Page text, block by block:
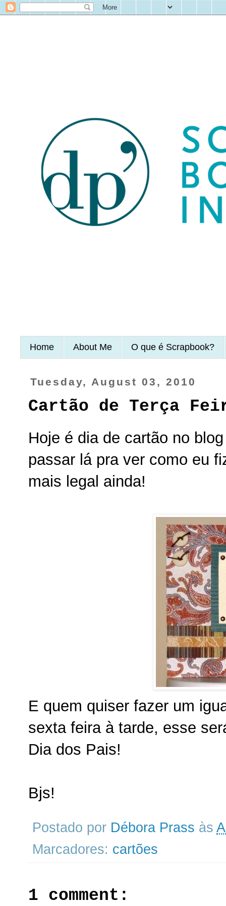
Home About Me O que é Scrapbook?
Tuesday, August 03, 2010
Cartão de Terça
Hoje é dia de cartão no
passar lá pra ver como eu
mais legal ainda!
E quem quiser fazer um
sexta feira à tarde, esse
Dia dos Pais!
Bjs!
Postado por Débora Prass às
Marcadores: cartões
1 comment: